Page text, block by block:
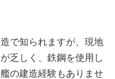
で知られますが、現地
乏しく、鉄鋼を使用し
の建造経験もありませ